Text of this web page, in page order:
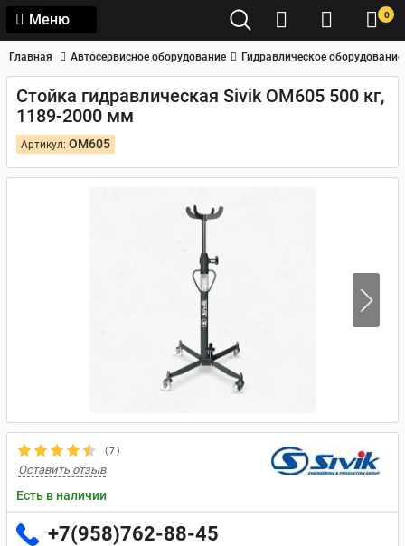
Меню 0
Главная Автосервисное оборудование Гидравлическое оборудование
Стойка гидравлическая Sivik ОМ605 500 кг,
1189-2000 мм
Артикул: ОМ605
(7)
Оставить отзыв
Есть в наличии
+7(958)762-88-45